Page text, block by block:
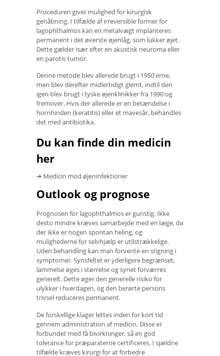
Proceduren giver mulighed for kirurgisk
genåbning. I tilfælde af irreversible former for
lagophthalmos kan en metalvægt implanteres
permanent i det øverste øjenlåg, som lukker øjet.
Dette gælder især efter en akustisk neuroma eller
en parotis tumor.
Denne metode blev allerede brugt i 1950'erne,
men blev derefter midlertidigt glemt, indtil den
igen blev brugt i tyske øjenklinikker fra 1990 og
fremover. Hvis der allerede er en betændelse i
hornhinden (keratitis) eller et mavesår, behandles
det med antibiotika.
Du kan finde din medicin
her
➔ Medicin mod øjeninfektioner
Outlook og prognose
Prognosen for lagophthalmos er gunstig. Ikke
desto mindre kræves samarbejde med en læge, da
der ikke er nogen spontan heling, og
mulighederne for selvhjælp er utilstrækkelige.
Uden behandling kan man forvente en stigning i
symptomer. Synsfeltet er yderligere begrænset,
lammelse øges i størrelse og synet forværres
generelt. Dette øger den generelle risiko for
ulykker i hverdagen, og den berørte persons
trivsel reduceres permanent.
De forskellige klager lettes inden for kort tid
gennem administration af medicin. Disse er
forbundet med få bivirkninger, så en god
tolerance for præparaterne certificeres. I sjældne
tilfælde kræves kirurgi for at forbedre